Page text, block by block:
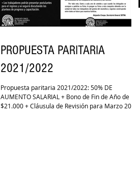
PROPUESTA PARITARIA
2021/2022
Propuesta paritaria 2021/2022: 50% DE
AUMENTO SALARIAL + Bono de Fin de Año de
$21.000 + Cláusula de Revisión para Marzo 2022 +